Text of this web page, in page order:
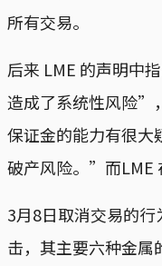
所有交易。
后来 LME 的声明中
造成了系统性风险”
保证金的能力有很大
破产风险。”而LME
3月8日取消交易的
击，其主要六种金属